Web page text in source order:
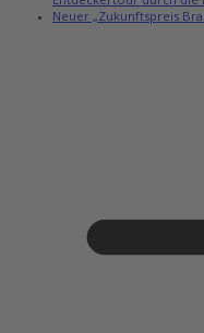
Neuer „Zukunftspreis